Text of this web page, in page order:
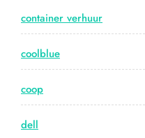
container verhuur
coolblue
coop
dell